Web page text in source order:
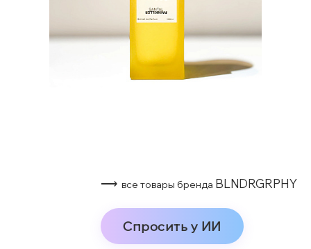
⟶ все товары бренда BLNDRGRPHY
Спросить у ИИ